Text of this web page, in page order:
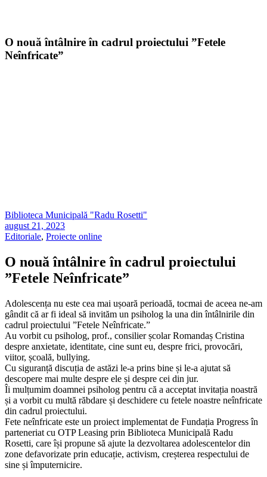
O nouă întâlnire în cadrul proiectului ”Fetele
Neînfricate”
Biblioteca Municipală "Radu Rosetti"
august 21, 2023
Editoriale, Proiecte online
O nouă întâlnire în cadrul proiectului
”Fetele Neînfricate”
Adolescența nu este cea mai ușoară perioadă, tocmai de aceea ne-am
gândit că ar fi ideal să invităm un psiholog la una din întâlnirile din
cadrul proiectului ”Fetele Neînfricate.”
Au vorbit cu psiholog, prof., consilier școlar Romandaș Cristina
despre anxietate, identitate, cine sunt eu, despre frici, provocări,
viitor, școală, bullying.
Cu siguranță discuția de astăzi le-a prins bine și le-a ajutat să
descopere mai multe despre ele și despre cei din jur.
Îi mulțumim doamnei psiholog pentru că a acceptat invitația noastră
și a vorbit cu multă răbdare și deschidere cu fetele noastre neînfricate
din cadrul proiectului.
Fete neînfricate este un proiect implementat de Fundația Progress în
parteneriat cu OTP Leasing prin Biblioteca Municipală Radu
Rosetti, care își propune să ajute la dezvoltarea adolescentelor din
zone defavorizate prin educație, activism, creșterea respectului de
sine și împuternicire.